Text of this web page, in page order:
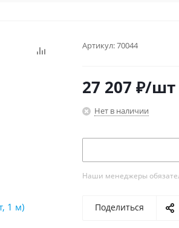
Артикул:70044
27 207 ₽/шт
Нет в наличии
Наши менеджеры
Поделиться